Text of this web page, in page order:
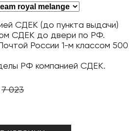
СДЕК (до пункта выдачи)
СДЕК до двери по РФ.
России 1-м классом 500
РФ компанией СДЕК.
7 023